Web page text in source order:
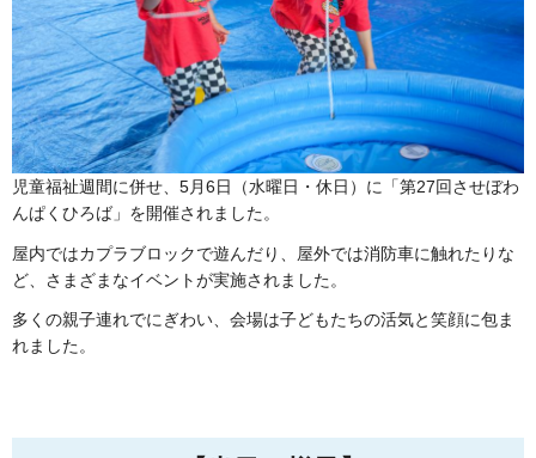
児童福祉週間に併せ、5月6日（水曜日・休日）に「第27回させぼわ
んぱくひろば」を開催されました。
屋内ではカプラブロックで遊んだり、屋外では消防車に触れたりな
ど、さまざまなイベントが実施されました。
多くの親子連れでにぎわい、会場は子どもたちの活気と笑顔に包ま
れました。